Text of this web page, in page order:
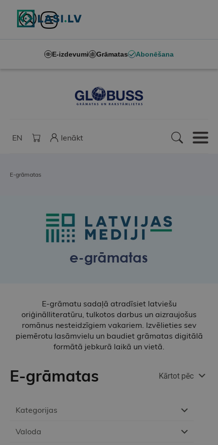
E-izdevumi Grāmatas Abonēšana
EN Ienākt
E-grāmatas
Kategorijas
Valoda
E-grāmatu sadaļā atradīsiet latviešu
oriģinālliteratūru, tulkotos darbus un aizraujošus
romānus nesteidzīgiem vakariem. Izvēlieties sev
piemērotu lasāmvielu un baudiet grāmatas digitālā
formātā jebkurā laikā un vietā.
E-grāmatas Kārtot pēc